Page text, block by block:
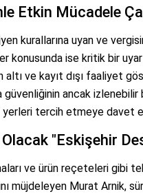
Etkin Mücadele
kurallarına uyan ve
konusunda ise kritik bir
ve kayıt dışı faaliyet
güvenliğinin ancak
yerleri tercih etmeye davet
Olacak "Eskişehir
ve ürün reçeteleri gibi
müjdeleyen Murat Arnik,